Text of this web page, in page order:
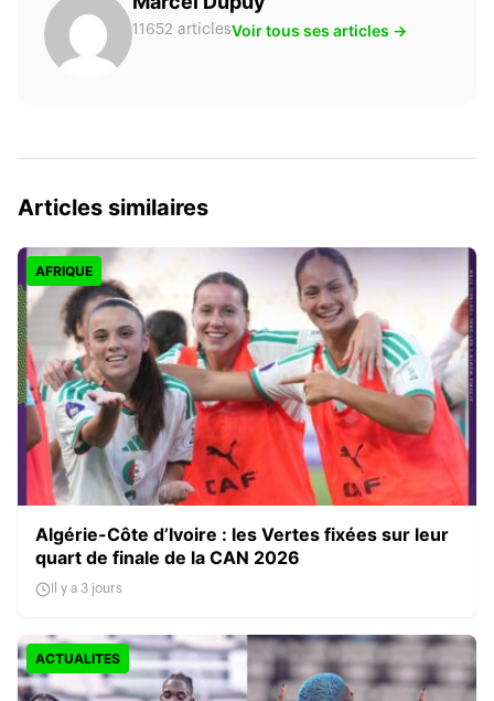
11652 articlesVoir tous ses articles →
Articles similaires
AFRIQUE
Algérie-Côte d’Ivoire : les Vertes fixées sur leur
quart de finale de la CAN 2026
Il y a 3 jours
ACTUALITES